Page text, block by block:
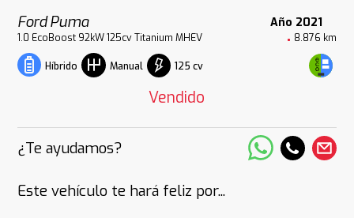
Ford Puma Año 2021
1.0 EcoBoost 92kW 125cv Titanium MHEV 8.876 km
Híbrido Manual 125 cv
Vendido
¿Te ayudamos?
Este vehículo te hará feliz por...